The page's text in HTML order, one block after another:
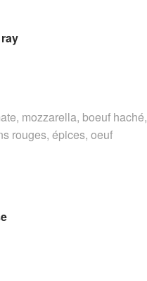
mozzarella, boeuf haché,
rouges, épices, oeuf